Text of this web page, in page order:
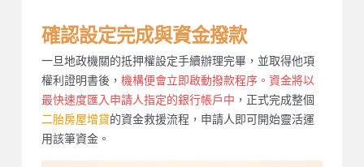
確認設定完成與資金撥款
一旦地政機關的抵押權設定手續辦理完畢，並取得他項
權利證明書後， 機構便會立即啟動撥款程序。資金將以
最快速度匯入申請人指定的銀行帳戶中 ，正式完成整個
二胎房屋增貸的資金救援流程，申請人即可開始靈活運
用該筆資金。